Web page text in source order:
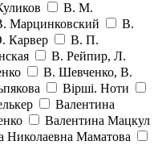
В. М.
Марцинковский
В.
Карвер
В. П.
В. Рейпир, Л.
В. Шевченко, В.
Вiршi. Ноти
Валентина
Валентина Мацкул
Николаевна Маматова